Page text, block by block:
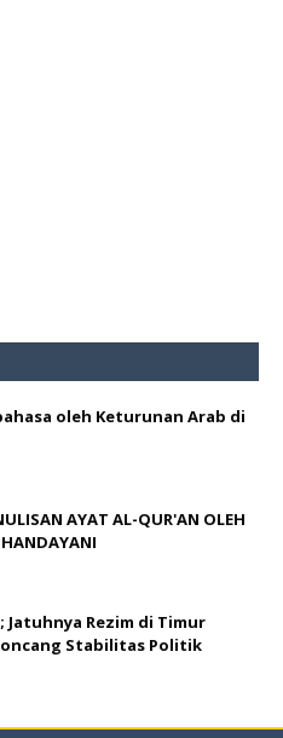
oleh Keturunan Arab di
AYAT AL-QUR'AN OLEH
Jatuhnya Rezim di Timur
Stabilitas Politik